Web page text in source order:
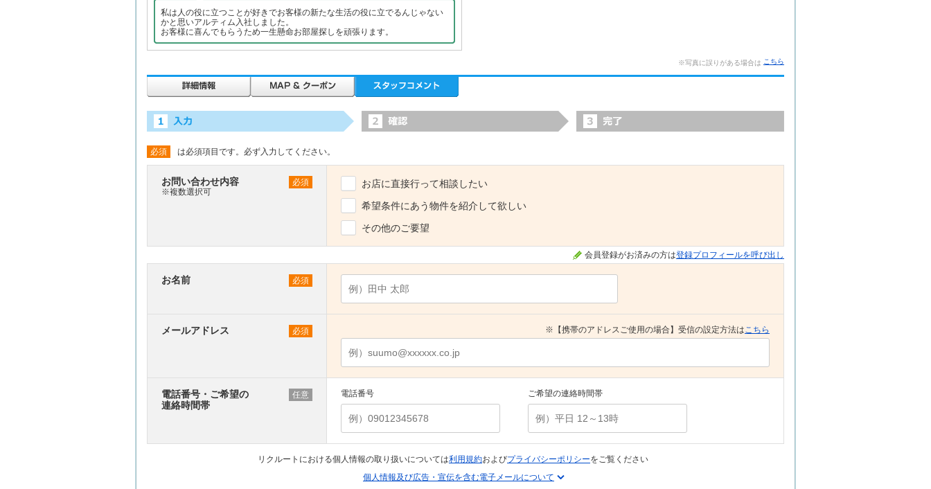
私は人の役に立つことが好きでお客様の新たな生活の役に立でるんじゃない
かと思いアルティム入社しました。
お客様に喜んでもらうため一生懸命お部屋探しを頑張ります。
※写真に誤りがある場合は こちら
必須 は必須項目です。必ず入力してください。
お問い合わせ内容
※複数選択可
必須
お店に直接行って相談したい
希望条件にあう物件を紹介して欲しい
その他のご要望
会員登録がお済みの方は登録プロフィールを呼び出し
お名前 必須
メールアドレス 必須 ※【携帯のアドレスご使用の場合】受信の設定方法はこちら
電話番号・ご希望の
連絡時間帯
任意 電話番号 ご希望の連絡時間帯
リクルートにおける個人情報の取り扱いについては利用規約およびプライバシーポリシーをご覧ください
個人情報及び広告・宣伝を含む電子メールについて